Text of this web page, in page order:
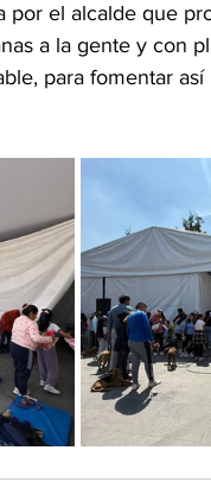
por el alcalde que
a la gente y con
para fomentar